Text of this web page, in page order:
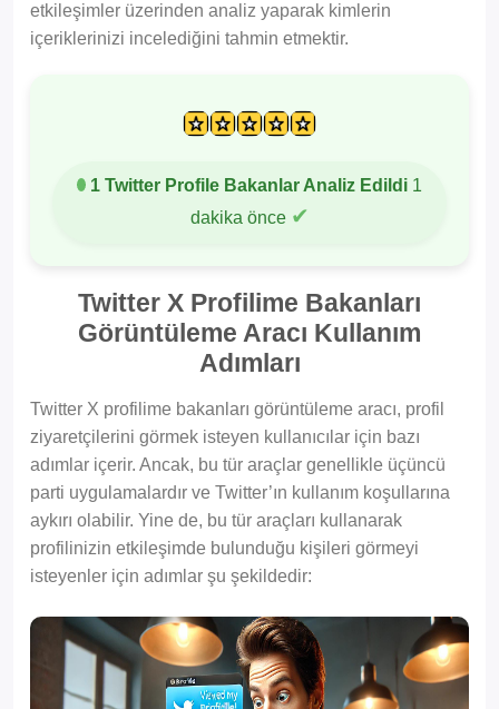
etkileşimler üzerinden analiz yaparak kimlerin
içeriklerinizi incelediğini tahmin etmektir.
1 Twitter Profile Bakanlar Analiz Edildi 1
dakika önce ✔
Twitter X Profilime Bakanları
Görüntüleme Aracı Kullanım
Adımları
Twitter X profilime bakanları görüntüleme aracı, profil
ziyaretçilerini görmek isteyen kullanıcılar için bazı
adımlar içerir. Ancak, bu tür araçlar genellikle üçüncü
parti uygulamalardır ve Twitter’ın kullanım koşullarına
aykırı olabilir. Yine de, bu tür araçları kullanarak
profilinizin etkileşimde bulunduğu kişileri görmeyi
isteyenler için adımlar şu şekildedir: